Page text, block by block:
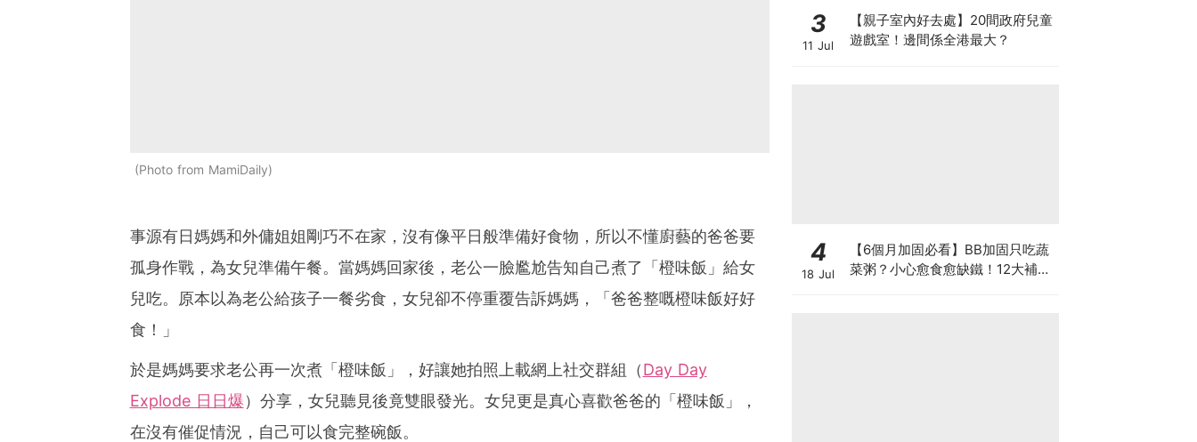
Photo from MamiDaily
事源有日媽媽和外傭姐姐剛巧不在家，沒有像平日般準備好食物，所以不懂廚藝的爸爸要
孤身作戰，為女兒準備午餐。當媽媽回家後，老公一臉尷尬告知自己煮了「橙味飯」給女
兒吃。原本以為老公給孩子一餐劣食，女兒卻不停重覆告訴媽媽，「爸爸整嘅橙味飯好好
食！」
於是媽媽要求老公再一次煮「橙味飯」，好讓她拍照上載網上社交群組（Day Day
Explode 日日爆）分享，女兒聽見後竟雙眼發光。女兒更是真心喜歡爸爸的「橙味飯」，
在沒有催促情況，自己可以食完整碗飯。
3
11 Jul
【親子室內好去處】20間政府兒童
遊戲室！邊間係全港最大？
4
18 Jul
【6個月加固必看】BB加固只吃蔬
菜粥？小心愈食愈缺鐵！12大補鐵